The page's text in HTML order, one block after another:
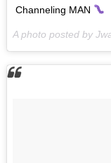
Channeling MAN
A photo posted by